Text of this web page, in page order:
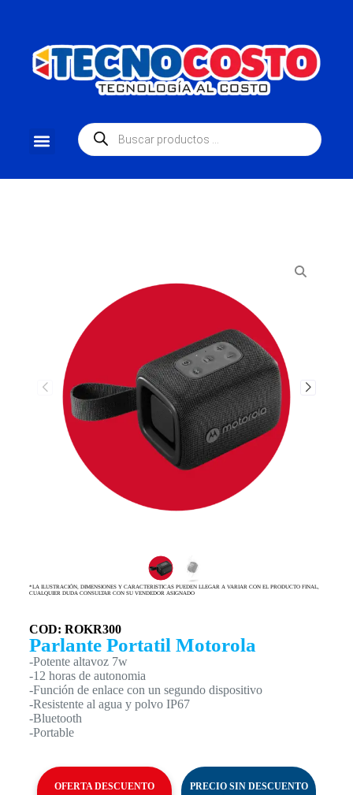
*LA ILUSTRACIÓN, DIMENSIONES Y CARACTERISTICAS PUEDEN LLEGAR A VARIAR CON EL PRODUCTO FINAL,
CUALQUIER DUDA CONSULTAR CON SU VENDEDOR ASIGNADO
COD: ROKR300
Parlante Portatil Motorola
-Potente altavoz 7w
-12 horas de autonomia
-Función de enlace con un segundo dispositivo
-Resistente al agua y polvo IP67
-Bluetooth
-Portable
OFERTA DESCUENTO
PRECIO SIN DESCUENTO